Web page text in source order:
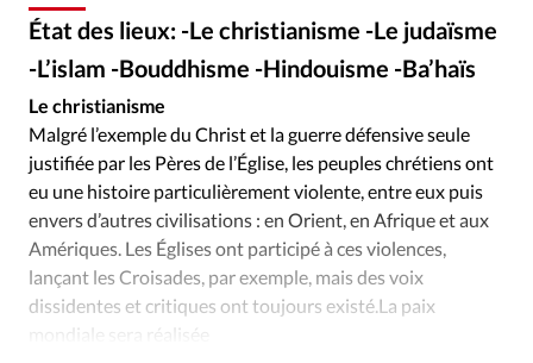
Faire un don
Emploi
Se connecter
Édition: Internationale
Devise:CHF
RUBRIQUES
Tous les articles
Actualité chrétienne
Actualité internationale
Chronique
Culture
État des lieux: -Le christianisme -Le judaïsme
-L’islam -Bouddhisme -Hindouisme -Ba’haïs
Le christianisme
Malgré l’exemple du Christ et la guerre défensive seule
justifiée par les Pères de l’Église, les peuples chrétiens ont
eu une histoire particulièrement violente, entre eux puis
envers d’autres civilisations : en Orient, en Afrique et aux
Amériques. Les Églises ont participé à ces violences,
lançant les Croisades, par exemple, mais des voix
dissidentes et critiques ont toujours existé.La paix
mondiale sera réalisée